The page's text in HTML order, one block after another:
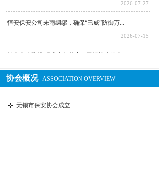
2026-07-27
恒安保安公司未雨绸缪，确保“巴威”防御万...
2026-07-15
人人讲安全 个个会应急｜江阴市保多措并举...
协会概况 ASSOCIATION OVERVIEW
无锡市保安协会成立